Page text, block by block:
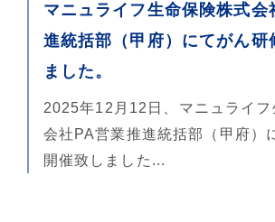
マニュライフ生命保険株式会
進統括部（甲府）にてがん研
ました。
2025年12月12日、マニュライ
会社PA営業推進統括部（甲府）
開催致しました...